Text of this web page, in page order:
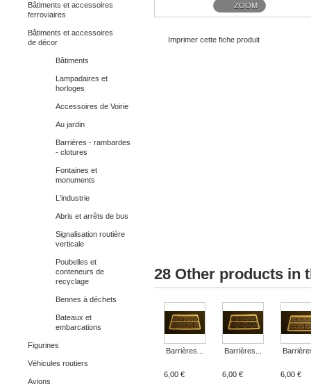
Bâtiments et accessoires
ferroviaires
Bâtiments et accessoires
de décor
Bâtiments
Lampadaires et
horloges
Accessoires de Voirie
Au jardin
Barrières - rambardes
- clotures
Fontaines et
monuments
L'industrie
Abris et arrêts de bus
Signalisation routière
verticale
Poubelles et
conteneurs de
recyclage
Bennes à déchets
Bateaux et
embarcations
Figurines
Véhicules routiers
Avions
ZOOM
Imprimer cette fiche produit
28 Other products in
Barrières...
6,00 €
Barrières...
6,00 € 6,00 €